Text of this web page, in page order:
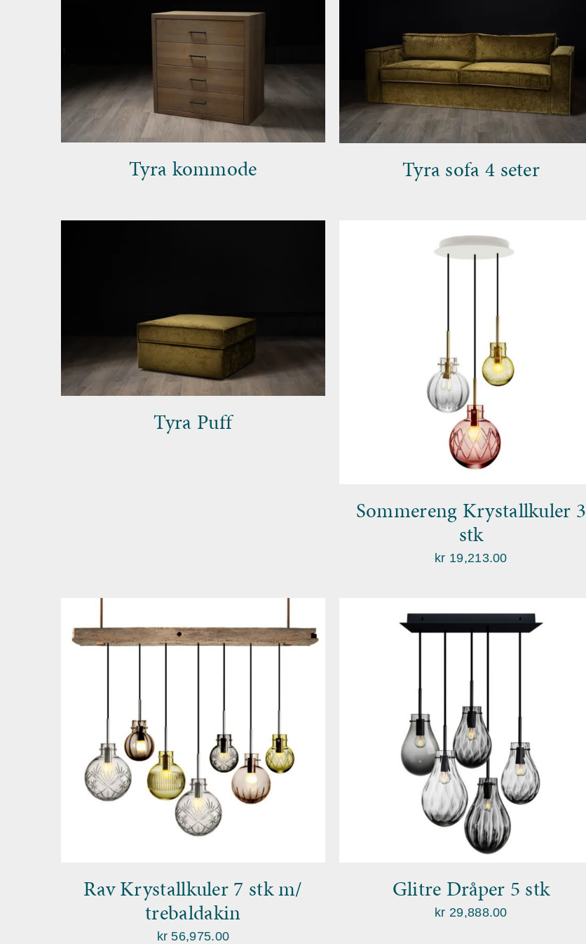
Tyra kommode Tyra sofa 4 seter
Tyra Puff
Sommereng Krystallkuler 3
stk
kr 19,213.00
Rav Krystallkuler 7 stk m/
trebaldakin
kr 56,975.00
Glitre Dråper 5 stk
kr 29,888.00